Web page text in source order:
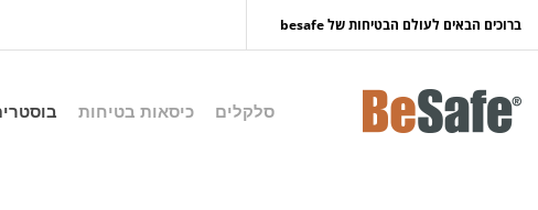
לפתיחת תוסף נגישות נא לחצו esc
ברוכים הבאים לעולם הבטיחות של besafe
סלקלים כיסאות בטיחות